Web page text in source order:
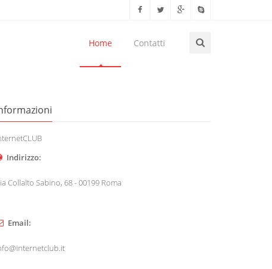
Home Contatti
Indirizzo:
Collalto Sabino, 68 - 00199 Roma
Email: